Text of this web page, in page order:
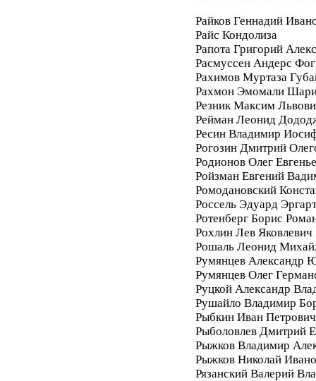
Райков Геннадий
Райс Кондолиза
Рапота Григорий
Расмуссен Андерс Фог
Рахимов Муртаза
Рахмон Эмомали
Резник Максим
Рейман Леонид
Ресин Владимир
Рогозин Дмитрий
Родионов Олег
Ройзман Евгений
Ромодановский
Россель Эдуард
Ротенберг Борис
Рохлин Лев Яковлевич
Рошаль Леонид
Румянцев Александр
Румянцев Олег
Руцкой Александр
Рушайло Владимир
Рыбкин Иван Петрович
Рыболовлев Дмитрий
Рыжков Владимир
Рыжков Николай
Рязанский Валерий